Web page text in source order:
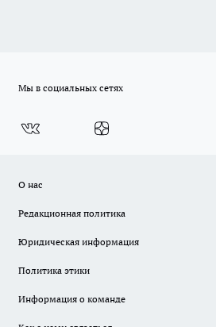
Мы в социальных сетях
О нас
Редакционная политика
Юридическая информация
Политика этики
Информация о команде